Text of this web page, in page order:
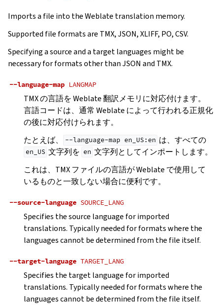
Imports a file into the Weblate translation memory.
Supported file formats are TMX, JSON, XLIFF, PO, CSV.
Specifying a source and a target languages might be
necessary for formats other than JSON and TMX.
--language-map LANGMAP
TMX の言語を Weblate 翻訳メモリに対応付けます。
言語コードは、通常 Weblate によって行われる正規化
の後に対応付けられます。
たとえば、
--language-map en_US:en は、すべての
en_US 文字列を en 文字列としてインポートします。
これは、TMX ファイルの言語が Weblate で使用して
いるものと一致しない場合に便利です。
--source-language SOURCE_LANG
Specifies the source language for imported
translations. Typically needed for formats where the
languages cannot be determined from the file itself.
--target-language TARGET_LANG
Specifies the target language for imported
translations. Typically needed for formats where the
languages cannot be determined from the file itself.